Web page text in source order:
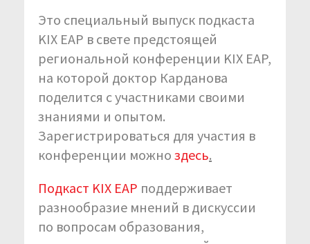
Это специальный выпуск подкаста
KIX EAP в свете предстоящей
региональной конференции KIX EAP,
на которой доктор Карданова
поделится с участниками своими
знаниями и опытом.
Зарегистрироваться для участия в
конференции можно здесь.
Подкаст KIX EAP поддерживает
разнообразие мнений в дискуссии
по вопросам образования,